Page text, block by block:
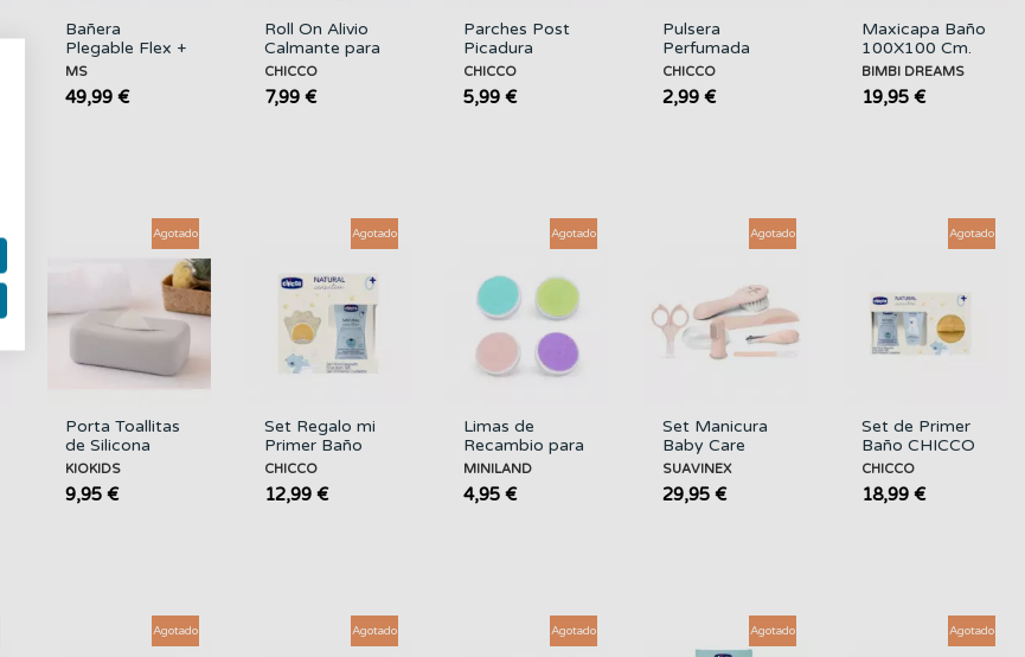
Bañera
Plegable Flex +
Cojín Estrellas
MS
MS
49,99 €
Roll On Alivio
Calmante para
Picaduras
CHICCO
CHICCO
7,99 €
Parches Post
Picadura
CHICCO
CHICCO
5,99 €
Pulsera
Perfumada
Antimosquitos
CHICCO
CHICCO
2,99 €
Maxicapa Baño
100X100 Cm.
Tucan
Bimbidreams
BIMBI
BIMBI DREAMS
19,95 €
Porta Toallitas
de Silicona
KIOKIDS
KIOKIDS
9,95 €
Agotado
Set Regalo mi
Primer Baño
CHICCO
CHICCO
12,99 €
Agotado
Limas de
Recambio para
Baby Nail
Trimmer
MINILAND
MINILAND
4,95 €
Agotado
Set Manicura
Baby Care
Essentials Set
SUAVINEX
SUAVINEX
29,95 €
Agotado
Set de Primer
Baño CHICCO
CHICCO
18,99 €
Agotado
Agotado Agotado Agotado Agotado Agotado